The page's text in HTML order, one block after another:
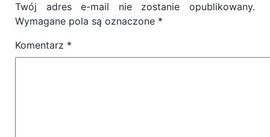
Twój adres e-mail nie zostanie opublikowany.
Wymagane pola są oznaczone *
Komentarz *